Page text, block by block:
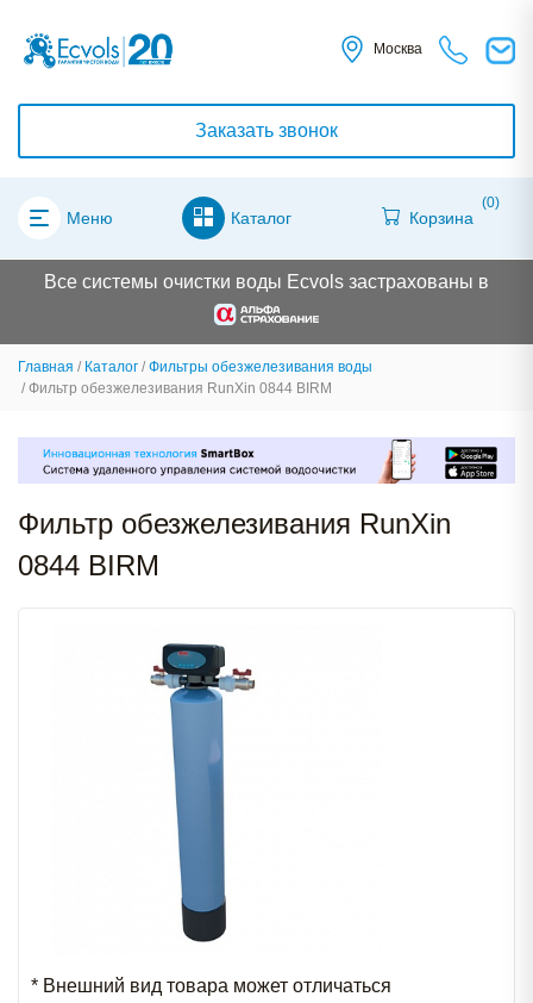
Москва
Заказать звонок
Меню Каталог Корзина
(0)
Все системы очистки воды Ecvols застрахованы в
Главная Каталог
Фильтры обезжелезивания воды
Фильтр обезжелезивания RunXin 0844 BIRM
Фильтр обезжелезивания RunXin
0844 BIRM
* Внешний вид товара может отличаться